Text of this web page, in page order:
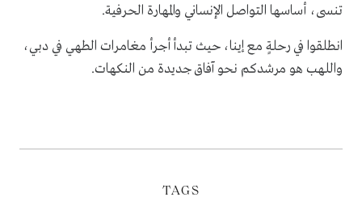
تنسى، أساسها التواصل الإنساني والمهارة الحرفية.
انطلقوا في رحلةٍ مع إينا، حيث تبدأ أجرأ مغامرات الطهي في دبي،
واللهب هو مرشدكم نحو آفاق جديدة من النكهات.
TAGS